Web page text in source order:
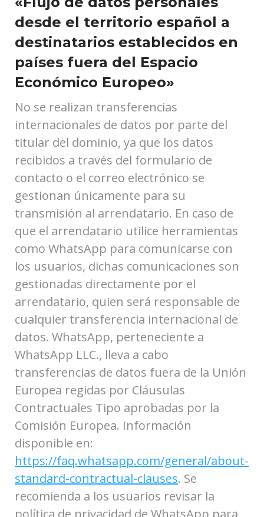
desde el territorio español a
destinatarios establecidos en
países fuera del Espacio
Económico Europeo»
No se realizan transferencias
internacionales de datos por parte del
titular del dominio, ya que los datos
recibidos a través del formulario de
contacto o el correo electrónico se
gestionan únicamente para su
transmisión al arrendatario. En caso de
que el arrendatario utilice herramientas
como WhatsApp para comunicarse con
los usuarios, dichas comunicaciones son
gestionadas directamente por el
arrendatario, quien será responsable de
cualquier transferencia internacional de
datos. WhatsApp, perteneciente a
WhatsApp LLC., lleva a cabo
transferencias de datos fuera de la Unión
Europea regidas por Cláusulas
Contractuales Tipo aprobadas por la
Comisión Europea. Información
disponible en:
https://faq.whatsapp.com/general/about-
standard-contractual-clauses. Se
recomienda a los usuarios revisar la
política de privacidad de WhatsApp para